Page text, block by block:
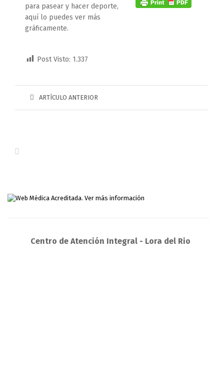
para pasear y hacer deporte,
aquí lo puedes ver más
gráficamente.
Post Visto: 1.337
ARTÍCULO ANTERIOR
Centro de Atención Integral - Lora del Rio